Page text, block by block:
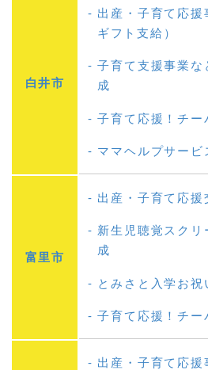
白井市
出産・子育て応
ギフト支給）
子育て支援事業な
成
子育て応援！チー
ママヘルプサービ
富里市
出産・子育て応援
新生児聴覚スクリ
成
とみさと入学お祝
子育て応援！チー
出産・子育て応援